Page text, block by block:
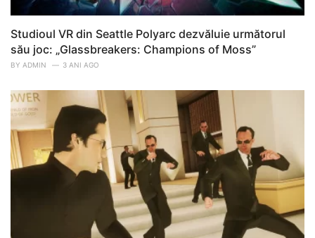
Studioul VR din Seattle Polyarc dezvăluie următorul
său joc: „Glassbreakers: Champions of Moss”
BY ADMIN 3 ANI AGO